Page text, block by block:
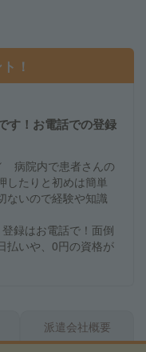
！
す！お電話での登録
病院内で患者さんの
したりと初めは簡単
ないので経験や知識
録はお電話で！面倒
払いや、0円の資格が
派遣会社概要